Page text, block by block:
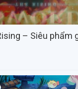
– Siêu phẩm